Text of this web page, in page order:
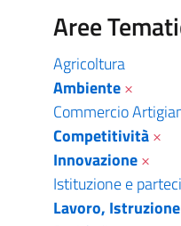
Aree
Agricoltura
Ambiente×
Commercio
Competitività×
Innovazione×
Istituzione e
Lavoro,